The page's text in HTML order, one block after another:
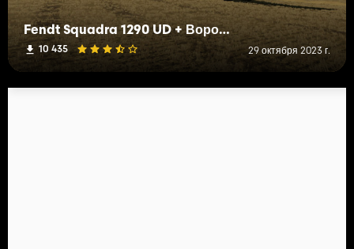
Fendt Squadra 1290 UD + Воронка
10 435 29 октября 2023 г.